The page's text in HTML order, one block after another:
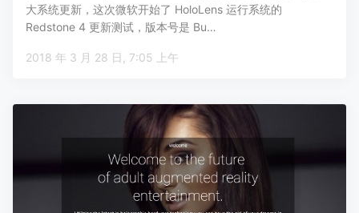
大系统更新，这次微软开始了 HoloLens 运行系统的
Redstone 4 更新测试，版本号是 Bu…
2018 年 3 月 28 日, 7:05 上午